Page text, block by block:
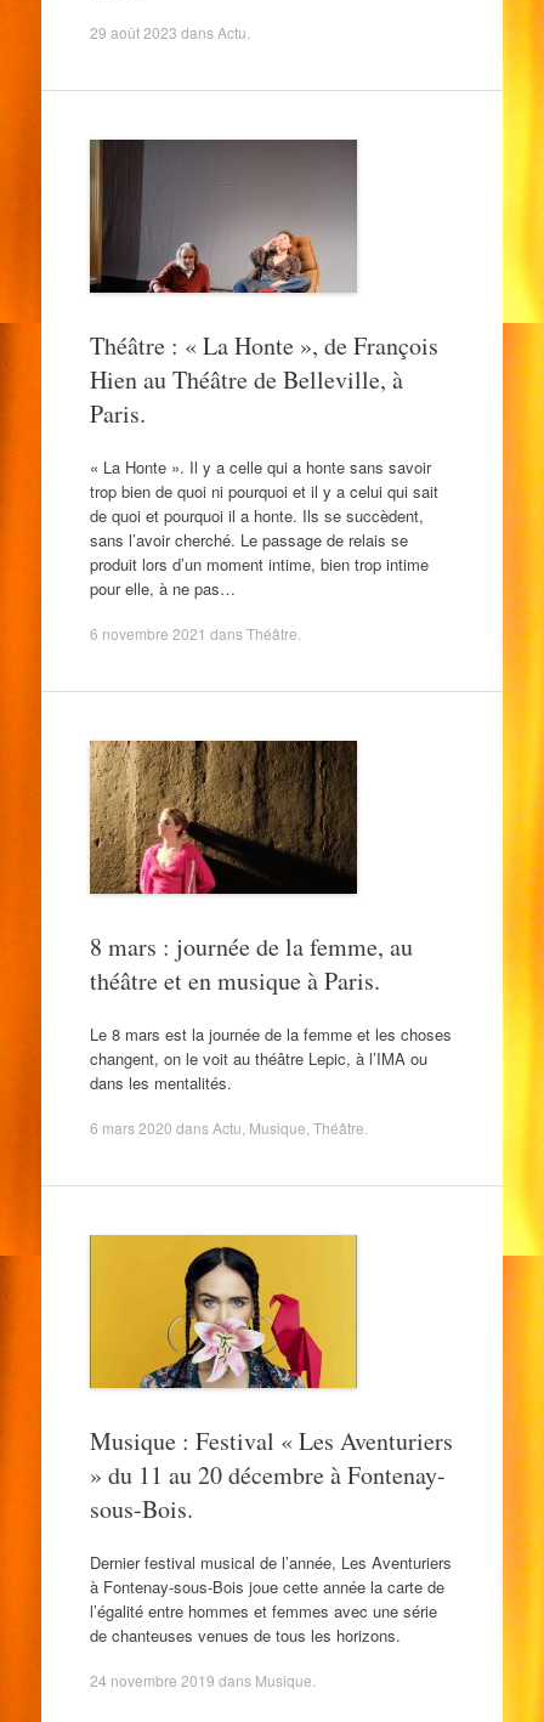
29 août 2023 dansActu
Théâtre : « La Honte », de François
Hien au Théâtre de Belleville, à
Paris.
« La Honte ». Il y a celle qui a honte sans savoir
trop bien de quoi ni pourquoi et il y a celui qui sait
de quoi et pourquoi il a honte. Ils se succèdent,
sans l’avoir cherché. Le passage de relais se
produit lors d’un moment intime, bien trop intime
pour elle, à ne pas…
6 novembre 2021 dansThéâtre
8 mars : journée de la femme, au
théâtre et en musique à Paris.
Le 8 mars est la journée de la femme et les choses
changent, on le voit au théâtre Lepic, à l’IMA ou
dans les mentalités.
6 mars 2020 dansActu Musique Théâtre
Musique : Festival « Les Aventuriers
» du 11 au 20 décembre à Fontenay-
sous-Bois.
Dernier festival musical de l’année, Les Aventuriers
à Fontenay-sous-Bois joue cette année la carte de
l’égalité entre hommes et femmes avec une série
de chanteuses venues de tous les horizons.
24 novembre 2019 dans Musique